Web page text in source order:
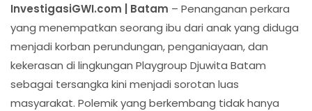
InvestigasiGWI.com | Batam – Penanganan perkara
yang menempatkan seorang ibu dari anak yang diduga
menjadi korban perundungan, penganiayaan, dan
kekerasan di lingkungan Playgroup Djuwita Batam
sebagai tersangka kini menjadi sorotan luas
masyarakat. Polemik yang berkembang tidak hanya